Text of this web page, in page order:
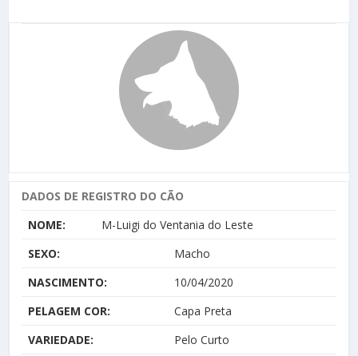
DADOS DE REGISTRO DO CÃO
NOME:
M-Luigi do Ventania do Leste
SEXO:
Macho
NASCIMENTO:
10/04/2020
PELAGEM COR:
Capa Preta
VARIEDADE:
Pelo Curto